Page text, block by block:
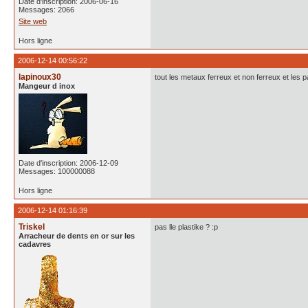
Messages: 2066
Site web
Hors ligne
2006-12-14 00:56:22
lapinoux30
Mangeur d inox
Date d'inscription: 2006-12-09
Messages: 100000088
tout les metaux ferreux et non ferreux et les
Hors ligne
2006-12-14 01:16:39
Triskel
Arracheur de dents en or sur les
cadavres
pas lle plastike ? :p